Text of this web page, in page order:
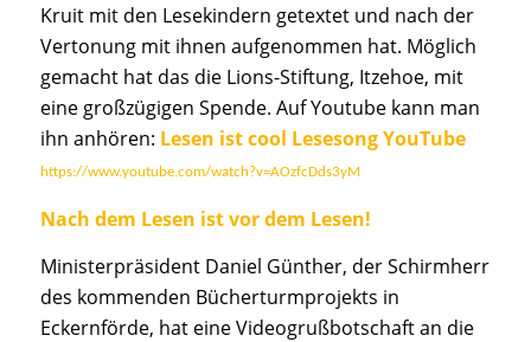
Kruit mit den Lesekindern getextet und nach der
Vertonung mit ihnen aufgenommen hat. Möglich
gemacht hat das die Lions-Stiftung, Itzehoe, mit
eine großzügigen Spende. Auf Youtube kann man
ihn anhören: Lesen ist cool Lesesong YouTube
https://www.youtube.com/watch?v=AOzfcDds3yM
Nach dem Lesen ist vor dem Lesen!
Ministerpräsident Daniel Günther, der Schirmherr
des kommenden Bücherturmprojekts in
Eckernförde, hat eine Videogrußbotschaft an die